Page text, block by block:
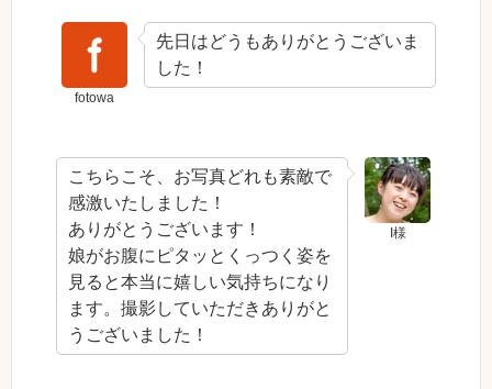
fotowa
先日はどうもありがとうございま
した！
I様
こちらこそ、お写真どれも素敵で
感激いたしました！
ありがとうございます！
娘がお腹にピタッとくっつく姿を
見ると本当に嬉しい気持ちになり
ます。撮影していただきありがと
うございました！